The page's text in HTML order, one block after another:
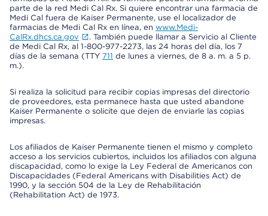
parte de la red Medi Cal Rx. Si quiere encontrar una farmacia de
Medi Cal fuera de Kaiser Permanente, use el localizador de
farmacias de Medi Cal Rx en línea, en www.Medi-
CalRx.dhcs.ca.gov
. También puede llamar a Servicio al Cliente
de Medi Cal Rx, al 1-800-977-2273, las 24 horas del día, los 7
días de la semana (TTY 711 de lunes a viernes, de 8 a. m. a 5 p.
m.).
Si realiza la solicitud para recibir copias impresas del directorio
de proveedores, esta permanece hasta que usted abandone
Kaiser Permanente o solicite que dejen de enviarle las copias
impresas.
Los afiliados de Kaiser Permanente tienen el mismo y completo
acceso a los servicios cubiertos, incluidos los afiliados con alguna
discapacidad, como lo exige la Ley Federal de Americanos con
Discapacidades (Federal Americans with Disabilities Act) de
1990, y la sección 504 de la Ley de Rehabilitación
(Rehabilitation Act) de 1973.